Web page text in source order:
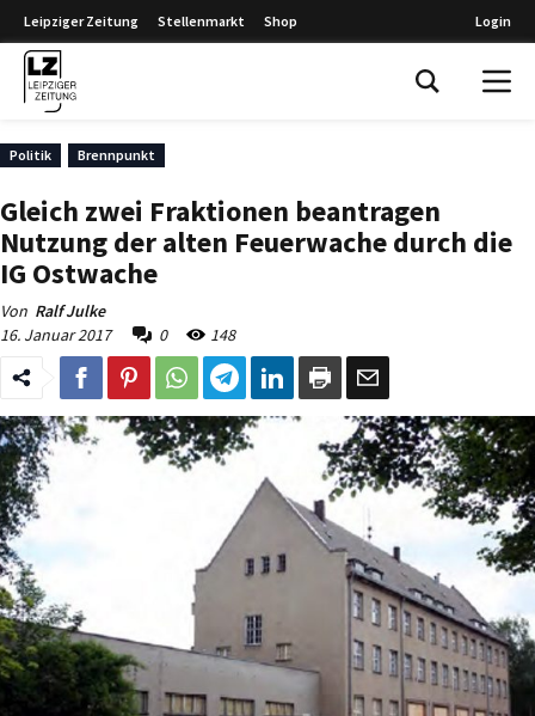
Leipziger Zeitung Stellenmarkt Shop Login
Politik Brennpunkt
Gleich zwei Fraktionen beantragen
Nutzung der alten Feuerwache durch die
IG Ostwache
Von Ralf Julke
16. Januar 2017
0 148